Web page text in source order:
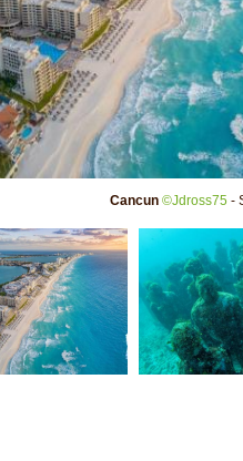
Cancun ©Jdross75-